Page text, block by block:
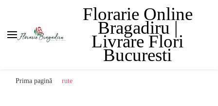
Florarie Online
Bragadiru |
Livrare Flori
Bucuresti
Prima pagină rute